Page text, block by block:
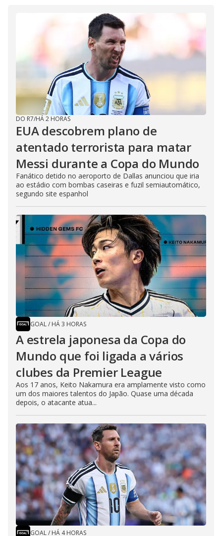
DO R7/HÁ 2 HORAS
EUA descobrem plano de
atentado terrorista para matar
Messi durante a Copa do Mundo
Fanático detido no aeroporto de Dallas anunciou que iria
ao estádio com bombas caseiras e fuzil semiautomático,
segundo site espanhol
GOAL/ HÁ 3 HORAS
A estrela japonesa da Copa do
Mundo que foi ligada a vários
clubes da Premier League
Aos 17 anos, Keito Nakamura era amplamente visto como
um dos maiores talentos do Japão. Quase uma década
depois, o atacante atua...
GOAL/ HÁ 4 HORAS